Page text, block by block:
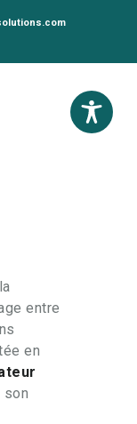
entre
en
son